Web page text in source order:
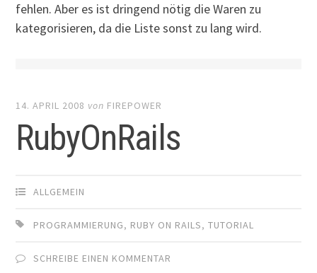
fehlen. Aber es ist dringend nötig die Waren zu
kategorisieren, da die Liste sonst zu lang wird.
14. APRIL 2008 von FIREPOWER
RubyOnRails
ALLGEMEIN
PROGRAMMIERUNG, RUBY ON RAILS,TUTORIAL
SCHREIBE EINEN KOMMENTAR